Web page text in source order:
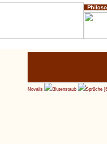
Novalis Blütenstaub Sprüche